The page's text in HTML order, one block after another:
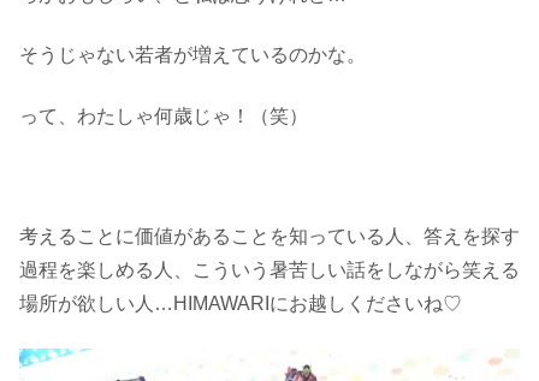
そうじゃない若者が増えているのかな。
って、わたしゃ何歳じゃ！（笑）
考えることに価値があることを知っている人、答えを探す
過程を楽しめる人、こういう暑苦しい話をしながら笑える
場所が欲しい人…HIMAWARIにお越しくださいね♡